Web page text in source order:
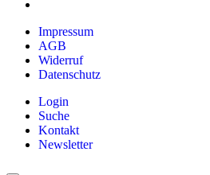
Impressum
AGB
Widerruf
Datenschutz
Login
Suche
Kontakt
Newsletter